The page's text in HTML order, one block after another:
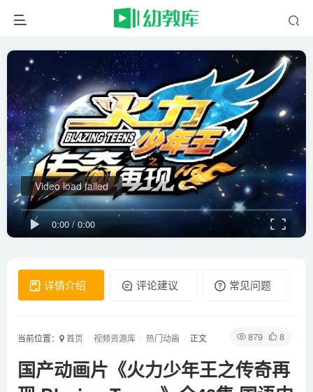
0:00/0:00
Video load failed
详情介绍 评论建议 常见问题
879 8
当前位置： 首页 视频资源库 热门动画 正文
国产动画片《火力少年王之传奇再